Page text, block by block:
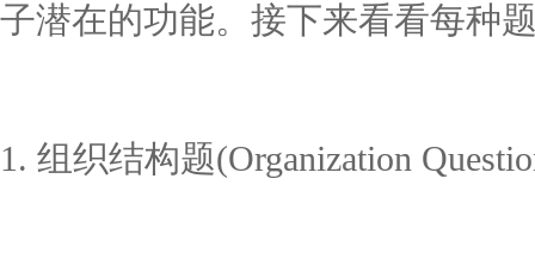
子潜在的功能。接下来看看每种
1. 组织结构题(Organization